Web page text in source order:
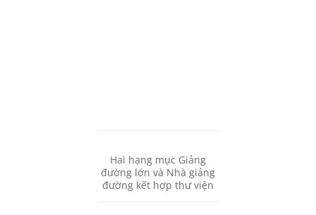
Hai hạng mục Giảng
đường lớn và Nhà giảng
đường kết hợp thư viện